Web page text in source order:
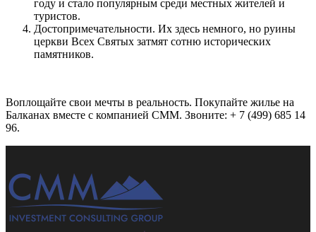
году и стало популярным среди местных жителей и
туристов.
Достопримечательности. Их здесь немного, но руины
церкви Всех Святых затмят сотню исторических
памятников.
Воплощайте свои мечты в реальность. Покупайте жилье на
Балканах вместе с компанией СММ. Звоните: + 7 (499) 685 14
96.